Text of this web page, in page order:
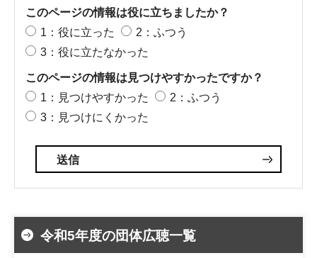
このページの情報は役に立ちましたか？
1：役に立った
2：ふつう
3：役に立たなかった
このページの情報は見つけやすかったですか？
1：見つけやすかった
2：ふつう
3：見つけにくかった
令和5年度の団体広聴一覧